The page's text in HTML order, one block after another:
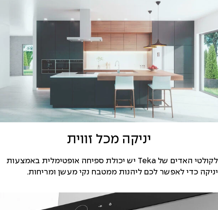
יניקה מכל זווית
לקולטי האדים של Teka יש יכולת ספיחה אופטימלית באמצעות
יניקה כדי לאפשר לכם ליהנות ממטבח נקי מעשן ומריחות.